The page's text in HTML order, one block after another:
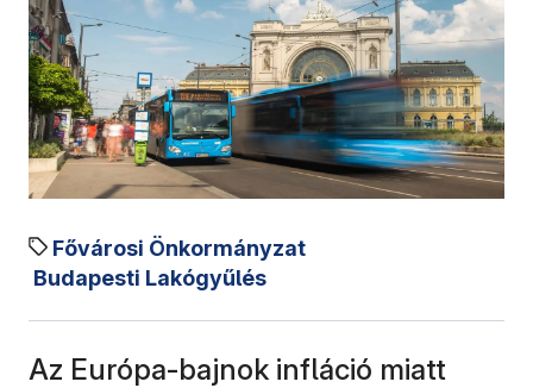
Fővárosi Önkormányzat
Budapesti Lakógyűlés
Az Európa-bajnok infláció miatt